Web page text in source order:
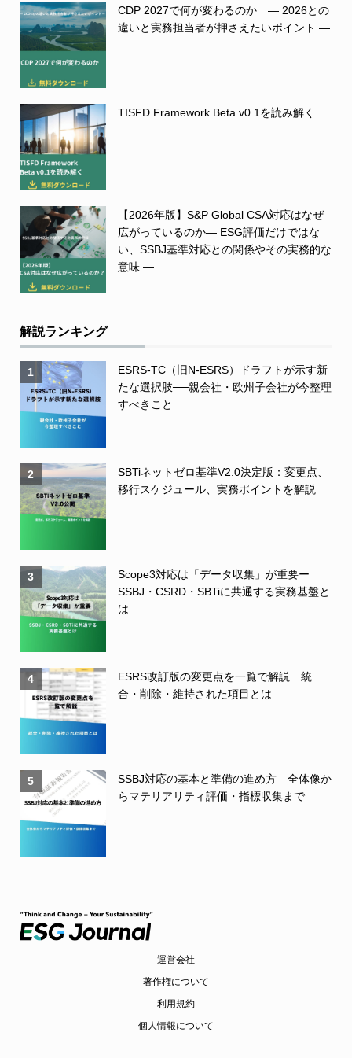
CDP 2027で何が変わるのか ― 2026との
違いと実務担当者が押さえたいポイント ―
TISFD Framework Beta v0.1を読み解く
【2026年版】S&P Global CSA対応はなぜ
広がっているのか― ESG評価だけではな
い、SSBJ基準対応との関係やその実務的な
意味 ―
解説ランキング
1
ESRS-TC（旧N-ESRS）ドラフトが示す新
たな選択肢──親会社・欧州子会社が今整理
すべきこと
2
SBTiネットゼロ基準V2.0決定版：変更点、
移行スケジュール、実務ポイントを解説
3
Scope3対応は「データ収集」が重要ー
SSBJ・CSRD・SBTiに共通する実務基盤と
は
4
ESRS改訂版の変更点を一覧で解説 統
合・削除・維持された項目とは
5
SSBJ対応の基本と準備の進め方 全体像か
らマテリアリティ評価・指標収集まで
運営会社
著作権について
利用規約
個人情報について